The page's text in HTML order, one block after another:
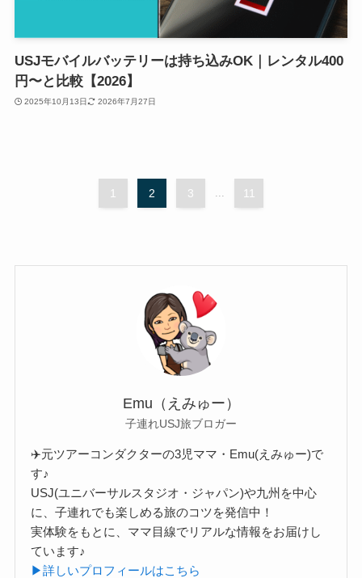
USJモバイルバッテリーは持ち込みOK｜レンタル400
円〜と比較【2026】
2025年10月13日 2026年7月27日
1 2 3 ... 11
Emu（えみゅー）
子連れUSJ旅ブロガー
✈️元ツアーコンダクターの3児ママ・Emu(えみゅー)で
す♪
USJ(ユニバーサルスタジオ・ジャパン)や九州を中心
に、子連れでも楽しめる旅のコツを発信中！
実体験をもとに、ママ目線でリアルな情報をお届けし
ています♪
▶詳しいプロフィールはこちら